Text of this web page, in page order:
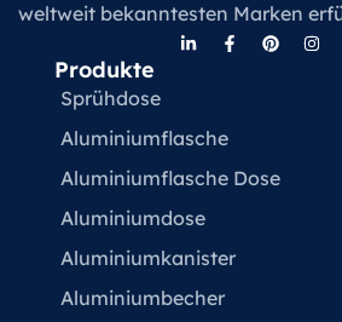
weltweit bekanntesten Marken
Produkte
Sprühdose
Aluminiumflasche
Aluminiumflasche Dose
Aluminiumdose
Aluminiumkanister
Aluminiumbecher